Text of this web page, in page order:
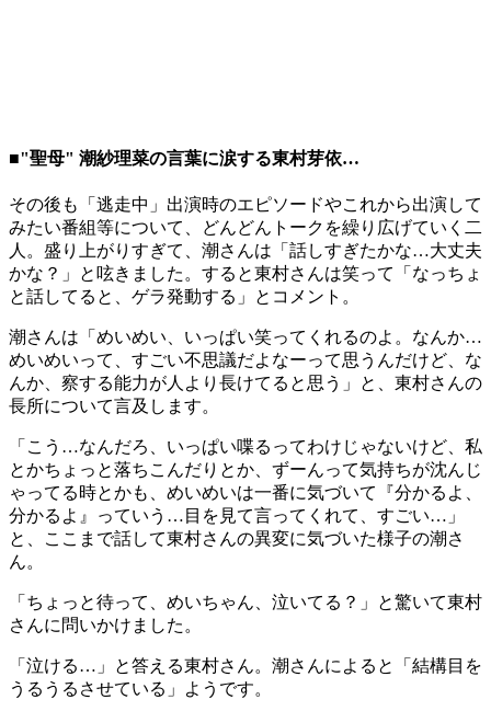
■"聖母" 潮紗理菜の言葉に涙する東村芽依…
その後も「逃走中」出演時のエピソードやこれから出演して
みたい番組等について、どんどんトークを繰り広げていく二
人。盛り上がりすぎて、潮さんは「話しすぎたかな…大丈夫
かな？」と呟きました。すると東村さんは笑って「なっちょ
と話してると、ゲラ発動する」とコメント。
潮さんは「めいめい、いっぱい笑ってくれるのよ。なんか…
めいめいって、すごい不思議だよなーって思うんだけど、な
んか、察する能力が人より長けてると思う」と、東村さんの
長所について言及します。
「こう…なんだろ、いっぱい喋るってわけじゃないけど、私
とかちょっと落ちこんだりとか、ずーんって気持ちが沈んじ
ゃってる時とかも、めいめいは一番に気づいて『分かるよ、
分かるよ』っていう…目を見て言ってくれて、すごい…」
と、ここまで話して東村さんの異変に気づいた様子の潮さ
ん。
「ちょっと待って、めいちゃん、泣いてる？」と驚いて東村
さんに問いかけました。
「泣ける…」と答える東村さん。潮さんによると「結構目を
うるうるさせている」ようです。